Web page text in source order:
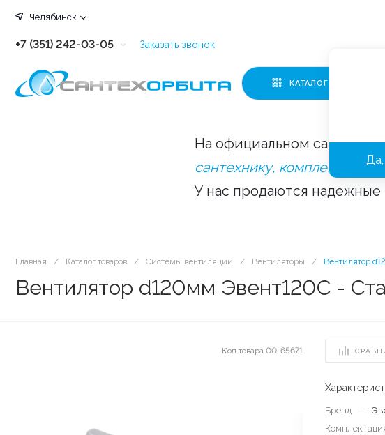
Челябинск
+7 (351) 242-03-05
+7 (351) 242-03-63
Заказать звонок
КАТАЛОГ
На официальном сайте
сантехнику,
У нас продаются
Главная / Каталог товаров / Системы вентиляции / Вентиляторы / Вентилятор
Вентилятор d120мм Эвент120С -
Код товара 00-65671
Бренд —
Да,